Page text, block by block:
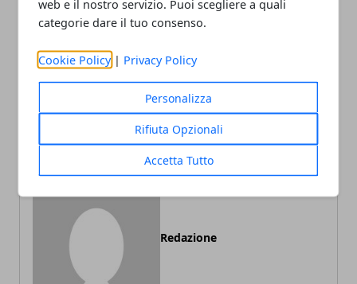
web e il nostro servizio. Puoi scegliere a quali
categorie dare il tuo consenso.
Cookie Policy | Privacy Policy
Personalizza
Rifiuta Opzionali
Accetta Tutto
Lifting non chirurgico con
ultrasuoni
pochi minuti
Redazione